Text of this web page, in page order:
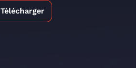
Télécharger